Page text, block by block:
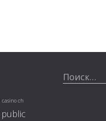
casino ch
public
Поиск…